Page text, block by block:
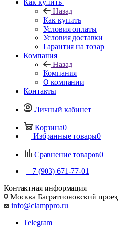
Как купить
Назад
Как купить
Условия оплаты
Условия доставки
Гарантия на товар
Компания
Назад
Компания
О компании
Контакты
Личный кабинет
Корзина0
Избранные товары0
Сравнение товаров0
+7 (903) 671-77-01
Контактная информация
Москва Багратионовский
info@clamppro.ru
Telegram